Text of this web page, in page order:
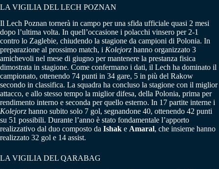
LA VIGILIA DEL LECH POZNAN
Il Lech Poznan tornerà in campo per una sfida ufficiale quasi 2 mesi
dopo l’ultima volta. In quell’occasione i polacchi vinsero per 2-1
contro lo Zaglebie, chiudendo la stagione da campioni di Polonia. In
preparazione al prossimo match, i Kolejorz hanno organizzato 3
amichevoli nel mese di giugno per mantenere la prestanza fisica
dimostrata in stagione. Come confermano i dati, il Lech ha dominato il
campionato, ottenendo 74 punti in 34 gare, 5 in più del Rakow
secondo in classifica. La squadra ha concluso la stagione con il miglior
attacco, e allo stesso tempo la miglior difesa, della Polonia, prima per
rendimento interno e seconda per quello esterno. In 17 partite interne i
Kolejorz hanno subito solo 7 gol, segnandone 40, ottenendo 42 punti
su 51 possibili. Durante l’anno è stato fondamentale l’apporto
realizzativo dal duo composto da Ishak e Amaral, che insieme hanno
realizzato 32 gol e 14 assist.
LA VIGILIA DEL QARABAG